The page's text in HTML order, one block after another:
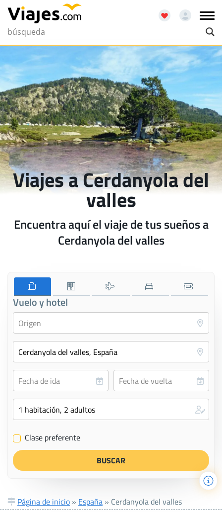
Viajes a Cerdanyola del
valles
Encuentra aquí el viaje de tus sueños a
Cerdanyola del valles
Vuelo y hotel
✔ Clase preferente
Página de inicio » España » Cerdanyola del valles